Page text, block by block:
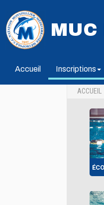
MUC
Accueil Inscriptions
ACCUEIL